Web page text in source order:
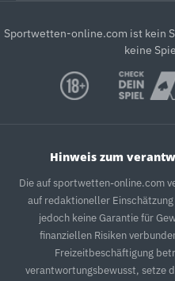
Sportwetten-online.com ist kein
keine
Hinweis zum
Die auf sportwetten-online.com
auf redaktioneller
jedoch keine Garantie für
finanziellen Risiken
Freizeitbeschäftigung
verantwortungsbewusst, setze